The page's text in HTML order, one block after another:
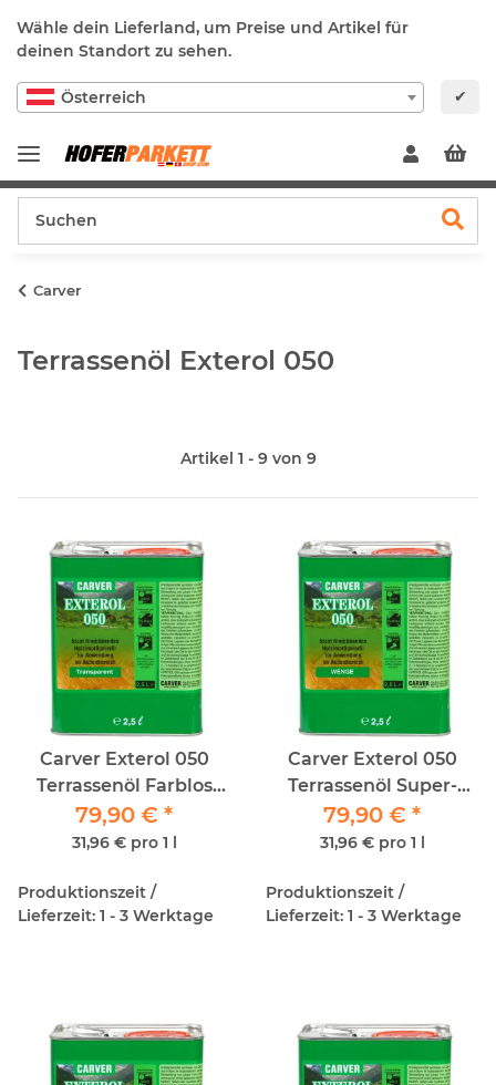
Wähle dein Lieferland, um Preise und Artikel für
deinen Standort zu sehen.
Österreich ✔
Carver
Terrassenöl Exterol 050
Artikel 1 - 9 von 9
Carver Exterol 050
Terrassenöl Farblos
2,5lt
79,90 € *
31,96 € pro 1 l
Produktionszeit /
Lieferzeit: 1 - 3 Werktage
Carver Exterol 050
Terrassenöl Super-
Wenge 2,5lt
79,90 € *
31,96 € pro 1 l
Produktionszeit /
Lieferzeit: 1 - 3 Werktage